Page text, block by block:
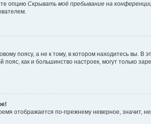
опцию Скрывать моё пребывание на
поясу, а не к тому, в котором находитесь вы. В
пояс, как и большинство настроек, могут только
отображается по-прежнему неверное, значит,